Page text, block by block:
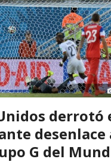
derrotó
desenlace
G del